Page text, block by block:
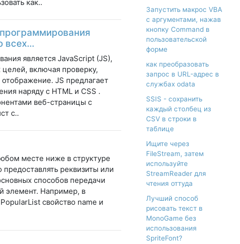
как..
всех…
является JavaScript (JS),
включая проверку,
JS предлагает
наряду с HTML и CSS .
веб-страницы с
с..
месте ниже в структуре
реквизиты или
способов передачи
элемент. Например, в
свойство name и
Запустить макрос VBA
с аргументами, нажав
кнопку Command в
пользовательской
форме
как преобразовать
запрос в URL-адрес в
службах odata
SSIS - сохранить
каждый столбец из
CSV в строки в
таблице
Ищите через
FileStream, затем
используйте
StreamReader для
чтения оттуда
Лучший способ
рисовать текст в
MonoGame без
использования
SpriteFont?